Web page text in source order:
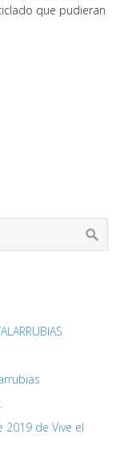
que pudieran
de Vive el